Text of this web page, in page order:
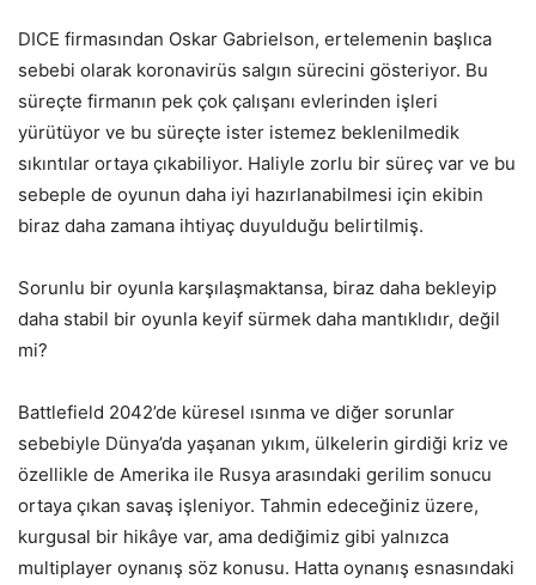
DICE firmasından Oskar Gabrielson, ertelemenin başlıca
sebebi olarak koronavirüs salgın sürecini gösteriyor. Bu
süreçte firmanın pek çok çalışanı evlerinden işleri
yürütüyor ve bu süreçte ister istemez beklenilmedik
sıkıntılar ortaya çıkabiliyor. Haliyle zorlu bir süreç var ve bu
sebeple de oyunun daha iyi hazırlanabilmesi için ekibin
biraz daha zamana ihtiyaç duyulduğu belirtilmiş.
Sorunlu bir oyunla karşılaşmaktansa, biraz daha bekleyip
daha stabil bir oyunla keyif sürmek daha mantıklıdır, değil
mi?
Battlefield 2042’de küresel ısınma ve diğer sorunlar
sebebiyle Dünya’da yaşanan yıkım, ülkelerin girdiği kriz ve
özellikle de Amerika ile Rusya arasındaki gerilim sonucu
ortaya çıkan savaş işleniyor. Tahmin edeceğiniz üzere,
kurgusal bir hikâye var, ama dediğimiz gibi yalnızca
multiplayer oynanış söz konusu. Hatta oynanış esnasındaki